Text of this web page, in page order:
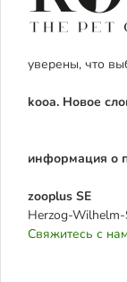
уверены, что
kooa. Новое
информация о
zooplus SE
Herzog-
Свяжитесь с